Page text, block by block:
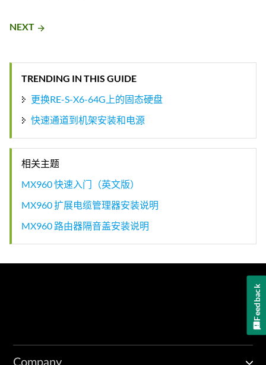
NEXT arrow_forward
TRENDING IN THIS GUIDE
更换RE-S-X6-64G上的固态硬盘
快速通道到机架安装和电源
相关主题
MX960 快速入门（英文版）
MX960 扩展电缆管理器安装说明
MX960 路由器隔音盖安装说明
Feedback